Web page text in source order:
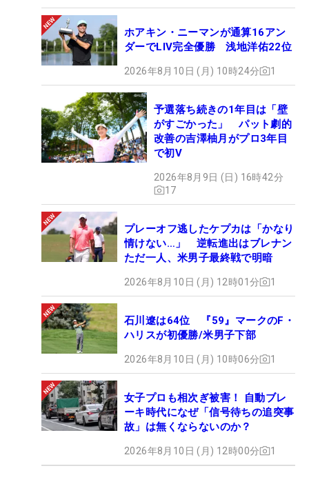
ホアキン・ニーマンが通算16アン
ダーでLIV完全優勝 浅地洋佑22位
2026年8月10日 (月) 10時24分 1
予選落ち続きの1年目は「壁
がすごかった」 パット劇的
改善の吉澤柚月がプロ3年目
で初V
2026年8月9日 (日) 16時42分
17
プレーオフ逃したケプカは「かなり
情けない…」 逆転進出はブレナン
ただ一人、米男子最終戦で明暗
2026年8月10日 (月) 12時01分 1
石川遼は64位 『59』マークのF・
ハリスが初優勝/米男子下部
2026年8月10日 (月) 10時06分 1
女子プロも相次ぎ被害！ 自動ブレ
ーキ時代になぜ「信号待ちの追突事
故」は無くならないのか？
2026年8月10日 (月) 12時00分 1